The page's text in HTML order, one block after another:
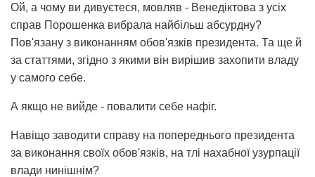
Ой, а чому ви дивуєтеся, мовляв - Венедіктова з усіх
справ Порошенка вибрала найбільш абсурдну?
Пов'язану з виконанням обов'язків президента. Та ще й
за статтями, згідно з якими він вирішив захопити владу
у самого себе.
А якщо не вийде - повалити себе нафіг.
Навіщо заводити справу на попереднього президента
за виконання своїх обов'язків, на тлі нахабної узурпації
влади нинішнім?